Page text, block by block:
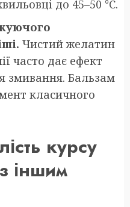
до 45–50 °C.
Чистий желатин
часто дає ефект
змивання. Бальзам
класичного
курсу
іншим